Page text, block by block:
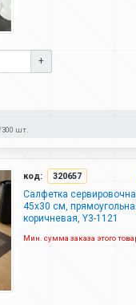
+
300 шт.
код: 320657
Салфетка
45х30 см,
коричневая, Y3-1121
Мин. сумма заказа этого